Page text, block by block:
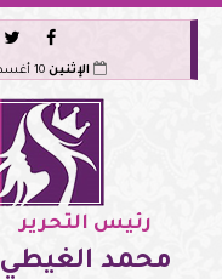


الإثنين 10 أغسطس 2026
رئيس التحرير
محمد الغيطي